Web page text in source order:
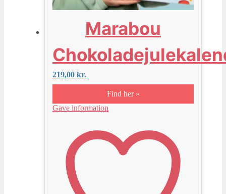
Marabou
219,00 kr.
Find her »
Gave information